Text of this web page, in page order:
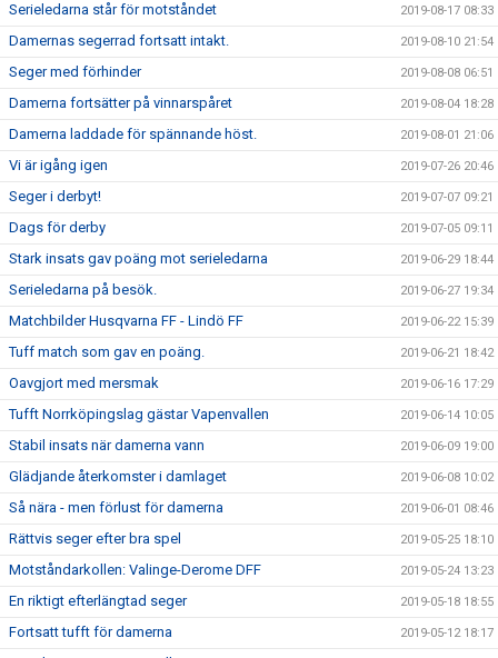
Serieledarna står för motståndet 2019-08-17 08:33
Damernas segerrad fortsatt intakt. 2019-08-10 21:54
Seger med förhinder 2019-08-08 06:51
Damerna fortsätter på vinnarspåret 2019-08-04 18:28
Damerna laddade för spännande höst. 2019-08-01 21:06
Vi är igång igen 2019-07-26 20:46
Seger i derbyt! 2019-07-07 09:21
Dags för derby 2019-07-05 09:11
Stark insats gav poäng mot serieledarna 2019-06-29 18:44
Serieledarna på besök. 2019-06-27 19:34
Matchbilder Husqvarna FF - Lindö FF 2019-06-22 15:39
Tuff match som gav en poäng. 2019-06-21 18:42
Oavgjort med mersmak 2019-06-16 17:29
Tufft Norrköpingslag gästar Vapenvallen 2019-06-14 10:05
Stabil insats när damerna vann 2019-06-09 19:00
Glädjande återkomster i damlaget 2019-06-08 10:02
Så nära - men förlust för damerna 2019-06-01 08:46
Rättvis seger efter bra spel 2019-05-25 18:10
Motståndarkollen: Valinge-Derome DFF 2019-05-24 13:23
En riktigt efterlängtad seger 2019-05-18 18:55
Fortsatt tufft för damerna 2019-05-12 18:17